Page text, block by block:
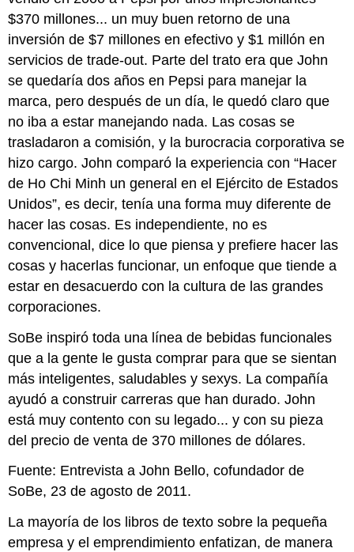
$370 millones... un muy buen retorno de una
inversión de $7 millones en efectivo y $1 millón en
servicios de trade-out. Parte del trato era que John
se quedaría dos años en Pepsi para manejar la
marca, pero después de un día, le quedó claro que
no iba a estar manejando nada. Las cosas se
trasladaron a comisión, y la burocracia corporativa se
hizo cargo. John comparó la experiencia con “Hacer
de Ho Chi Minh un general en el Ejército de Estados
Unidos”, es decir, tenía una forma muy diferente de
hacer las cosas. Es independiente, no es
convencional, dice lo que piensa y prefiere hacer las
cosas y hacerlas funcionar, un enfoque que tiende a
estar en desacuerdo con la cultura de las grandes
corporaciones.
SoBe inspiró toda una línea de bebidas funcionales
que a la gente le gusta comprar para que se sientan
más inteligentes, saludables y sexys. La compañía
ayudó a construir carreras que han durado. John
está muy contento con su legado... y con su pieza
del precio de venta de 370 millones de dólares.
Fuente: Entrevista a John Bello, cofundador de
SoBe, 23 de agosto de 2011.
La mayoría de los libros de texto sobre la pequeña
empresa y el emprendimiento enfatizan, de manera